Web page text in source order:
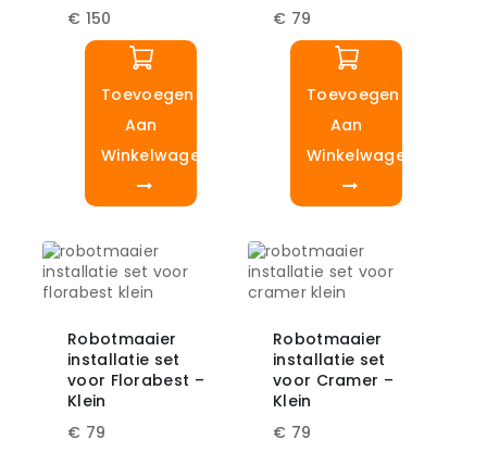
€ 150
Toevoegen
Aan
Winkelwagen
€ 79
Toevoegen
Aan
Winkelwagen
Robotmaaier
installatie set
voor Florabest –
Klein
€ 79
Robotmaaier
installatie set
voor Cramer –
Klein
€ 79